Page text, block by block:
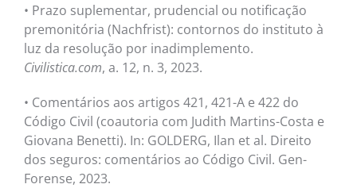
• Prazo suplementar, prudencial ou notificação
premonitória (Nachfrist): contornos do instituto à
luz da resolução por inadimplemento.
Civilistica.com, a. 12, n. 3, 2023.
• Comentários aos artigos 421, 421-A e 422 do
Código Civil (coautoria com Judith Martins-Costa e
Giovana Benetti). In: GOLDERG, Ilan et al. Direito
dos seguros: comentários ao Código Civil. Gen-
Forense, 2023.